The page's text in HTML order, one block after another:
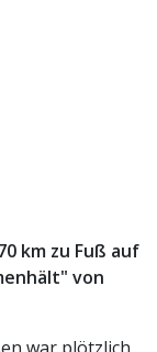
km zu Fuß auf
von